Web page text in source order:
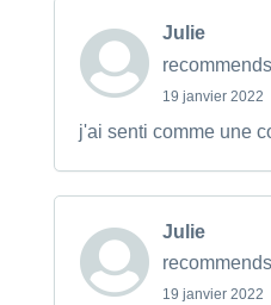
Julie
recommends
19 janvier 2022
j'ai senti comme une
Julie
recommends
19 janvier 2022